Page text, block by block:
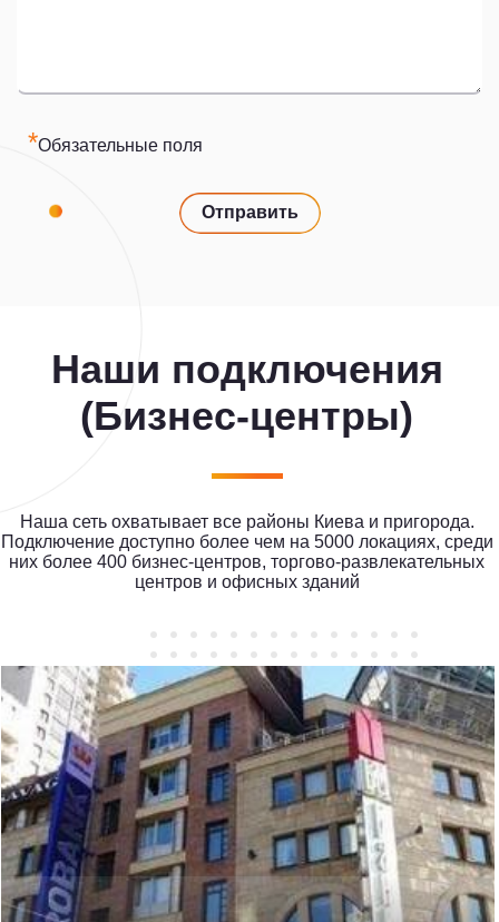
*Обязательные поля
Отправить
Наши подключения
(Бизнес-центры)
Наша сеть охватывает все районы Киева и пригорода.
Подключение доступно более чем на 5000 локациях, среди
них более 400 бизнес-центров, торгово-развлекательных
центров и офисных зданий